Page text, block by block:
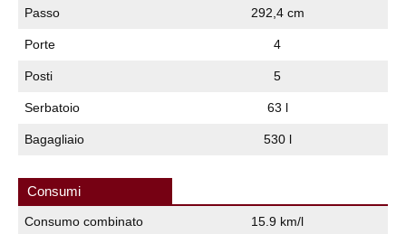
Passo 292,4 cm
Porte 4
Posti 5
Serbatoio 63 l
Bagagliaio 530 l
Consumi
Consumo combinato 15.9 km/l